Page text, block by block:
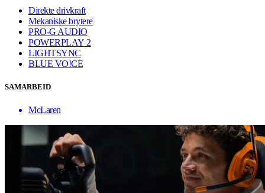
Direkte drivkraft
Mekaniske brytere
PRO-G AUDIO
POWERPLAY 2
LIGHTSYNC
BLUE VO!CE
SAMARBEID
McLaren